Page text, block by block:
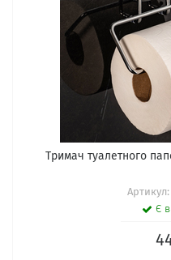
Тримач туалетного
Артикул:
Є в